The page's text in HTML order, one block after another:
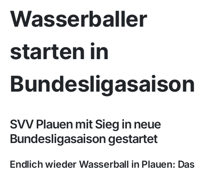
Wasserballer
starten in
Bundesligasaison
SVV Plauen mit Sieg in neue
Bundesligasaison gestartet
Endlich wieder Wasserball in Plauen: Das